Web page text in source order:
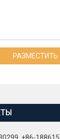
РАЗМЕСТИТЬ